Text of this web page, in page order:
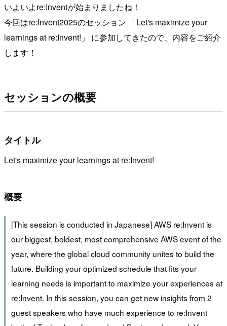
いよいよre:Inventが始まりましたね！
今回はre:Invent2025のセッション 「Let's maximize your
learnings at re:Invent!」 に参加してきたので、内容をご紹介
します！
セッションの概要
タイトル
Let's maximize your learnings at re:Invent!
概要
[This session is conducted in Japanese] AWS re:Invent is
our biggest, boldest, most comprehensive AWS event of the
year, where the global cloud community unites to build the
future. Building your optimized schedule that fits your
learning needs is important to maximize your experiences at
re:Invent. In this session, you can get new insights from 2
guest speakers who have much experience to re:Invent